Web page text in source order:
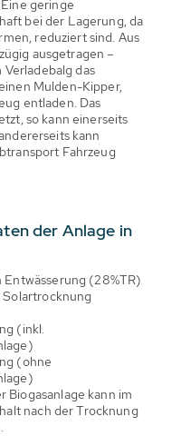
geringe
bei der Lagerung, da
reduziert sind. Aus
ausgetragen –
das
Mulden-Kipper,
entladen. Das
so kann einerseits
kann
Fahrzeug
der Anlage in
(28%TR)
(inkl.
(ohne
Biogasanlage kann im
nach der Trocknung